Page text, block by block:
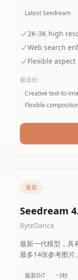
Latest Seedream
2K-3K high
Web search
Flexible aspect
最适合:
Creative text-to-
Flexible
最新
Seedream
ByteDance
最新一代模型，具
最多14张参考图片。
最新DiT ~3秒